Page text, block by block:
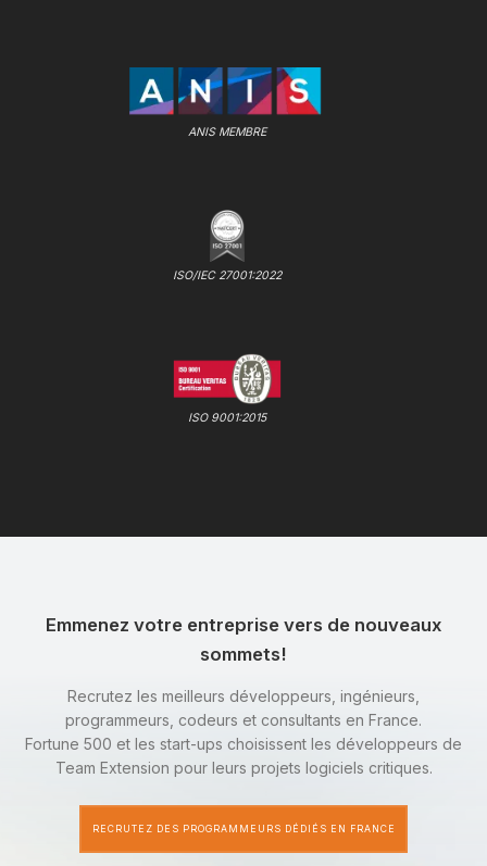
ANIS MEMBRE
ISO/IEC 27001:2022
ISO 9001:2015
Emmenez votre entreprise vers de nouveaux
sommets!
Recrutez les meilleurs développeurs, ingénieurs,
programmeurs, codeurs et consultants en France.
Fortune 500 et les start-ups choisissent les développeurs de
Team Extension pour leurs projets logiciels critiques.
RECRUTEZ DES PROGRAMMEURS DÉDIÉS EN FRANCE